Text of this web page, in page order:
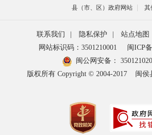
县（市、区）政府网站
其
联系我们 隐私保护 站点地图
网站标识码：3501210001
闽ICP
闽公网安备：
版权所有 Copyright © 2004-2017
闽侯